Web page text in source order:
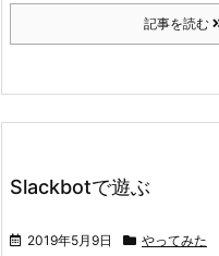
記事を読む
Slackbotで遊ぶ
2019年5月9日 やってみた